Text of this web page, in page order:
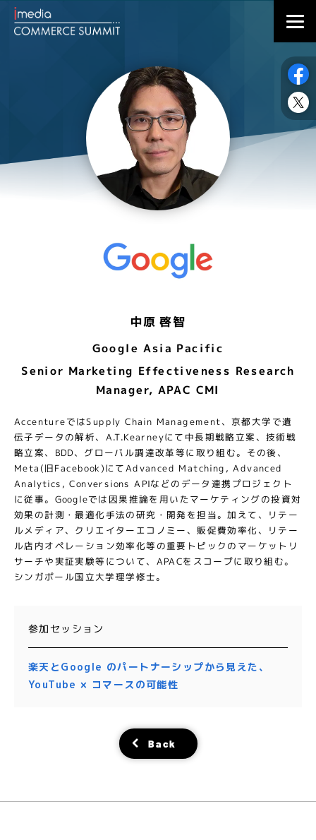
中原 啓智
Google Asia Pacific
Senior Marketing Effectiveness Research
Manager, APAC CMI
AccentureではSupply Chain Management、京都大学で遺
伝子データの解析、A.T.Kearneyにて中長期戦略立案、技術戦
略立案、BDD、グローバル調達改革等に取り組む。その後、
Meta(旧Facebook)にてAdvanced Matching, Advanced
Analytics, Conversions APIなどのデータ連携プロジェクト
に従事。Googleでは因果推論を用いたマーケティングの投資対
効果の計測・最適化手法の研究・開発を担当。加えて、リテー
ルメディア、クリエイターエコノミー、販促費効率化、リテー
ル店内オペレーション効率化等の重要トピックのマーケットリ
サーチや実証実験等について、APACをスコープに取り組む。
シンガポール国立大学理学修士。
参加セッション
楽天とGoogle のパートナーシップから見えた、
YouTube × コマースの可能性
Back